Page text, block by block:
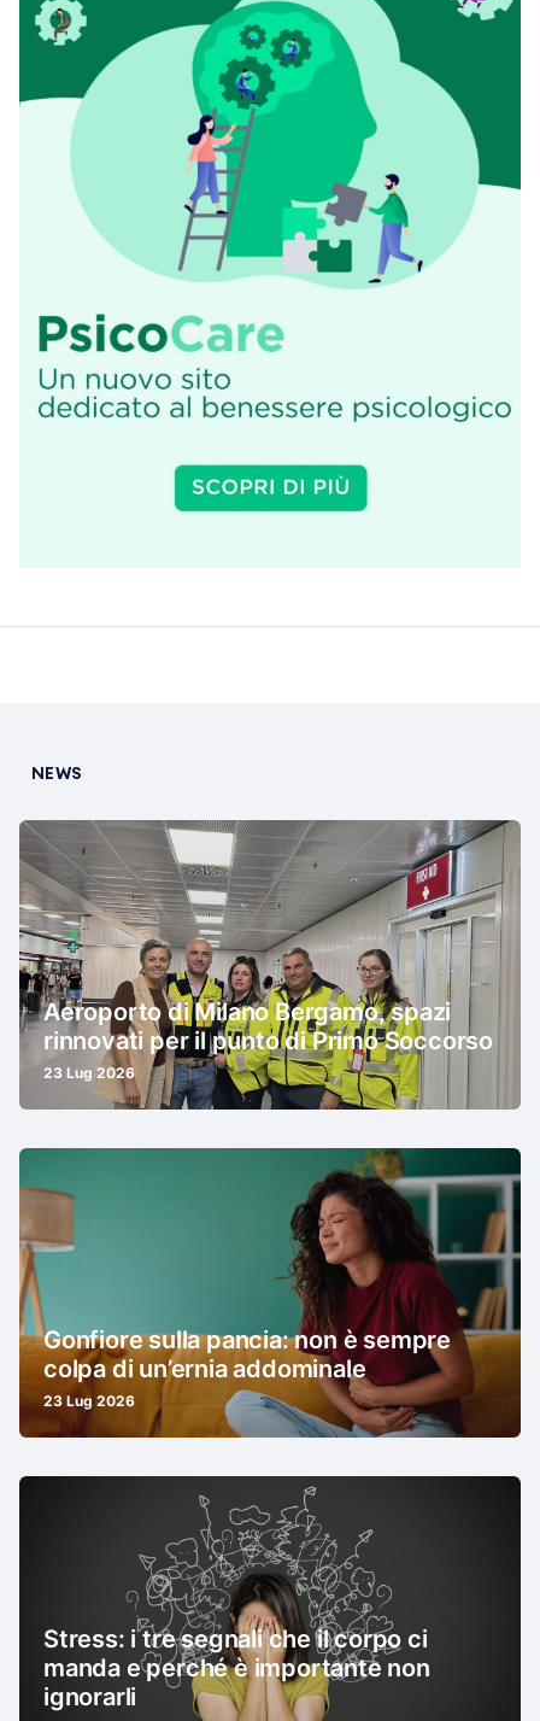
NEWS
Aeroporto di Milano Bergamo, spazi
rinnovati per il punto di Primo Soccorso
23 Lug 2026
Gonfiore sulla pancia: non è sempre
colpa di un’ernia addominale
23 Lug 2026
Stress: i tre segnali che il corpo ci
manda e perché è importante non
ignorarli